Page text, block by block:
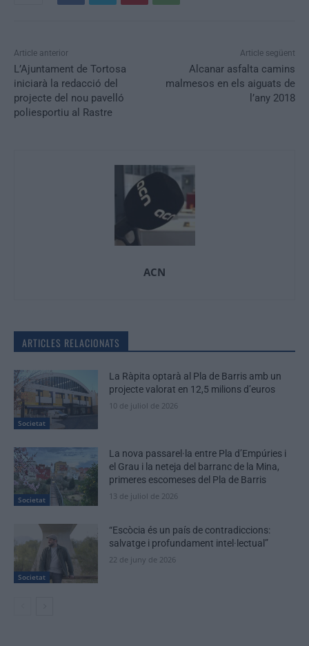
Article anterior
L’Ajuntament de Tortosa
iniciarà la redacció del
projecte del nou pavelló
poliesportiu al Rastre
Article següent
Alcanar asfalta camins
malmesos en els aiguats de
l’any 2018
ACN
ARTICLES RELACIONATS
Societat
La Ràpita optarà al Pla de Barris amb un
projecte valorat en 12,5 milions d’euros
10 de juliol de 2026
Societat
La nova passarel·la entre Pla d’Empúries i
el Grau i la neteja del barranc de la Mina,
primeres escomeses del Pla de Barris
13 de juliol de 2026
Societat
“Escòcia és un país de contradiccions:
salvatge i profundament intel·lectual”
22 de juny de 2026